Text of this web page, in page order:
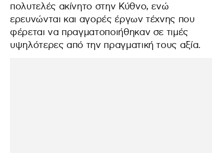
πολυτελές ακίνητο στην Κύθνο, ενώ
ερευνώνται και αγορές έργων τέχνης που
φέρεται να πραγματοποιήθηκαν σε τιμές
υψηλότερες από την πραγματική τους αξία.